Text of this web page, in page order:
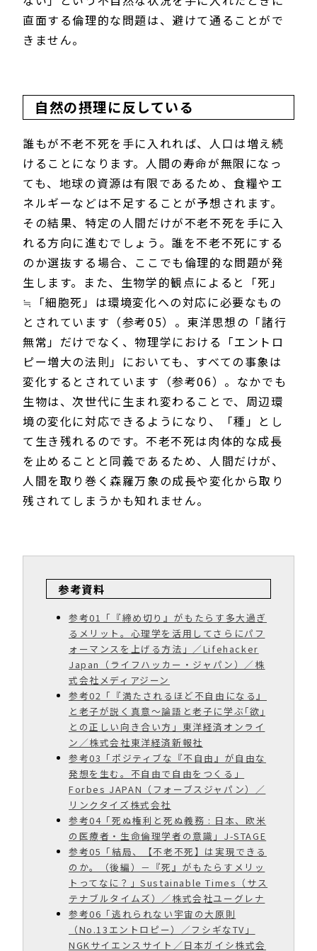
直面する倫理的な問題は、避けて通ることがで
きません。
自然の摂理に反している
誰もが不老不死を手に入れれば、人口は増え続
けることになります。人間の寿命が無限になっ
ても、地球の資源は有限であるため、食糧やエ
ネルギーなどは不足することが予想されます。
その結果、特定の人間だけが不老不死を手に入
れる方向に進むでしょう。誰を不老不死にする
のか選抜する場合、ここでも倫理的な問題が発
生します。また、生物学的観点によると「死」
≒「細胞死」は環境変化への対応に必要なもの
とされています（参考05）。東洋思想の「諸行
無常」だけでなく、物理学における「エントロ
ピー増大の法則」においても、すべての事象は
変化するとされています（参考06）。なかでも
生物は、次世代に生まれ変わることで、周辺環
境の変化に対応できるようになり、「種」とし
て生き残れるのです。不老不死は肉体的な成長
を止めることと同義であるため、人間だけが、
人間を取り巻く森羅万象の成長や変化から取り
残されてしまうかも知れません。
参考資料
参考01「『締め切り』がもたらす多大過ぎ
るメリット。心理学を活用してさらにパフ
ォーマンスを上げる方法」／Lifehacker
Japan（ライフハッカー・ジャパン）／株
式会社メディアジーン
参考02「『満たされるほど不自由になる』
と老子が説く真意〜論語と老子に学ぶ｢欲｣
との正しい向き合い方」東洋経済オンライ
ン／株式会社東洋経済新報社
参考03「ポジティブな『不自由』が自由な
発想を生む。不自由で自由をつくる」
Forbes JAPAN（フォーブスジャパン）／
リンクタイズ株式会社
参考04「死ぬ権利と死ぬ義務 : 日本、欧米
の医療者・生命倫理学者の意識」J-STAGE
参考05「結局、【不老不死】は実現できる
のか。（後編）－『死』がもたらすメリッ
トってなに？」Sustainable Times（サス
テナブルタイムズ）／株式会社ユーグレナ
参考06「逃れられない宇宙の大原則
（No.13エントロピー）／フシギなTV」
NGKサイエンスサイト／日本ガイシ株式会